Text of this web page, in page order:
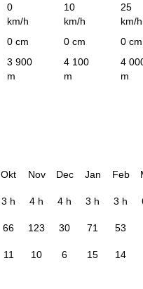
0
km/h
10
km/h
25
km/h
0 cm 0 cm 0 cm
3 900
m
4 100
m
4
m
Okt Nov Dec Jan Feb
3 h 4 h 4 h 3 h 3 h
66 123 30 71 53
11 10 6 15 14